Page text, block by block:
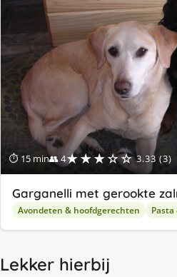
⏱ 15 min👥 4★★★☆☆ 3.33 (3)
Garganelli met gerookte
Avondeten & hoofdgerechten
Lekker hierbij